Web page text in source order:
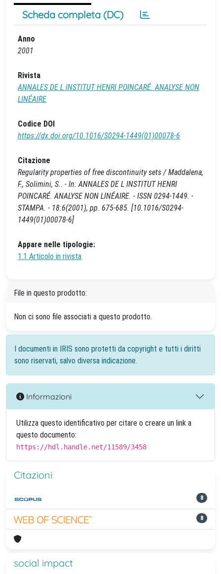
Scheda completa (DC)
Anno
2001
Rivista
ANNALES DE L INSTITUT HENRI POINCARÉ. ANALYSE NON
LINÉAIRE
Codice DOI
https://dx.doi.org/10.1016/S0294-1449(01)00078-6
Citazione
Regularity properties of free discontinuity sets / Maddalena,
F., Solimini, S.. - In: ANNALES DE L INSTITUT HENRI
POINCARÉ. ANALYSE NON LINÉAIRE. - ISSN 0294-1449. -
STAMPA. - 18:6(2001), pp. 675-685. [10.1016/S0294-
1449(01)00078-6]
Appare nelle tipologie:
1.1 Articolo in rivista
File in questo prodotto:
Non ci sono file associati a questo prodotto.
I documenti in IRIS sono protetti da copyright e tutti i diritti
sono riservati, salvo diversa indicazione.
Informazioni
Utilizza questo identificativo per citare o creare un link a
questo documento:
https://hdl.handle.net/11589/3458
Citazioni
8
8
social impact